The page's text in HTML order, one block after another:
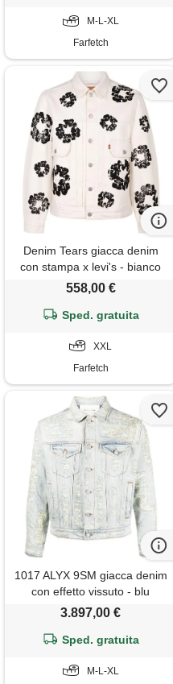
M-L-XL
Farfetch
Denim Tears giacca denim
con stampa x levi's - bianco
558,00 €
Sped. gratuita
XXL
Farfetch
1017 ALYX 9SM giacca denim
con effetto vissuto - blu
3.897,00 €
Sped. gratuita
M-L-XL